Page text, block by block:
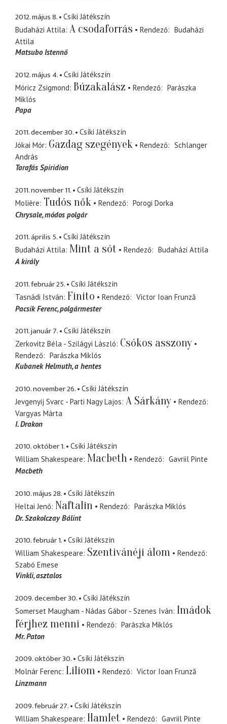
2012. május 8.
Csíki Játékszín
Budaházi Attila A csodaforrás Rendező
Budaházi
Attila
Matsubo Istennő
2012. május 4.
Csíki Játékszín
Móricz Zsigmond Búzakalász Rendező
Parászka
Miklós
Papa
2011. december 30.
Csíki Játékszín
Jókai Mór Gazdag szegények Rendező
Schlanger
András
Tarafás Spiridion
2011. november 11.
Csíki Játékszín
Molière Tudós nők Rendező
Porogi Dorka
Chrysale módos polgár
2011. április 5.
Csíki Játékszín
Budaházi Attila Mint a sót Rendező
Budaházi Attila
A király
2011. február 25.
Csíki Játékszín
Tasnádi István Finito Rendező
Victor Ioan Frunză
Pacsik Ferenc polgármester
2011. január 7.
Csíki Játékszín
Zerkovitz Béla - Szilágyi László Csókos asszony
Rendező
Parászka Miklós
Kubanek Helmuth a hentes
2010. november 26.
Csíki Játékszín
Jevgenyij Svarc - Parti Nagy Lajos A Sárkány
Rendező
Vargyas Márta
I. Drakon
2010. október 1.
Csíki Játékszín
William Shakespeare Macbeth Rendező
Gavriil Pinte
Macbeth
2010. május 28.
Csíki Játékszín
Heltai Jenő Naftalin Rendező
Parászka Miklós
Dr. Szakolczay Bálint
2010. február 1.
Csíki Játékszín
William Shakespeare Szentivánéji álom
Rendező
Szabó Emese
Vinkli asztalos
2009. december 30.
Csíki Játékszín
Somerset Maugham - Nádas Gábor - Szenes Iván Imádok
férjhez menni
Rendező
Parászka Miklós
Mr. Paton
2009. október 30.
Csíki Játékszín
Molnár Ferenc Liliom Rendező
Victor Ioan Frunză
Linzmann
2009. február 27.
Csíki Játékszín
William Shakespeare Hamlet Rendező Gavriil Pinte